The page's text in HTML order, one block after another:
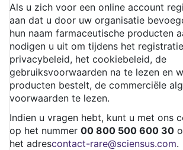
Als u zich voor een online account
aan dat u door uw organisatie
hun naam farmaceutische producten
nodigen u uit om tijdens het
privacybeleid, het cookiebeleid, de
gebruiksvoorwaarden na te lezen en
producten bestelt, de commerciële
voorwaarden te lezen.
Indien u vragen hebt, kunt u met ons
op het nummer 00 800 500 600 30
het adrescontact-rare@sciensus.com.